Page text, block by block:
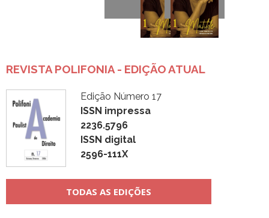
REVISTA POLIFONIA - EDIÇÃO ATUAL
Edição Número 17
ISSN impressa
2236.5796
ISSN digital
2596-111X
TODAS AS EDIÇÕES